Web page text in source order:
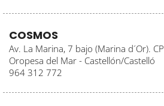
COSMOS
Av. La Marina, 7 bajo (Marina d´Or).
Oropesa del Mar - Castellón/Castelló
964 312 772